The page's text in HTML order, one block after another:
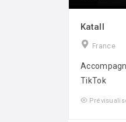
Katall
France
TikTok